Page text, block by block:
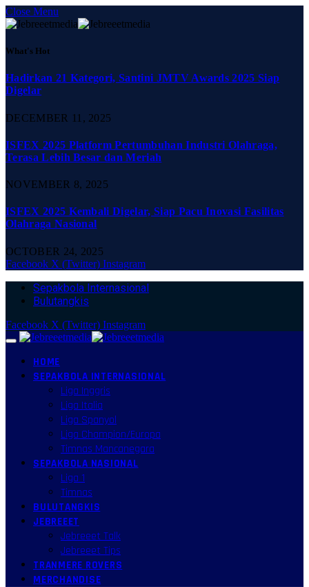
Close Menu
What's Hot
Hadirkan 21 Kategori, Santini JMTV Awards 2025 Siap
Digelar
DECEMBER 11, 2025
ISFEX 2025 Platform Pertumbuhan Industri Olahraga,
Terasa Lebih Besar dan Meriah
NOVEMBER 8, 2025
ISFEX 2025 Kembali Digelar, Siap Pacu Inovasi Fasilitas
Olahraga Nasional
OCTOBER 24, 2025
Facebook X (Twitter) Instagram
Sepakbola Internasional
Bulutangkis
Facebook X (Twitter) Instagram
HOME
SEPAKBOLA INTERNASIONAL
Liga Inggris
Liga Italia
Liga Spanyol
Liga Champion/Europa
Timnas Mancanegara
SEPAKBOLA NASIONAL
Liga 1
Timnas
BULUTANGKIS
JEBREEET
Jebreeet Talk
Jebreeet Tips
TRANMERE ROVERS
MERCHANDISE